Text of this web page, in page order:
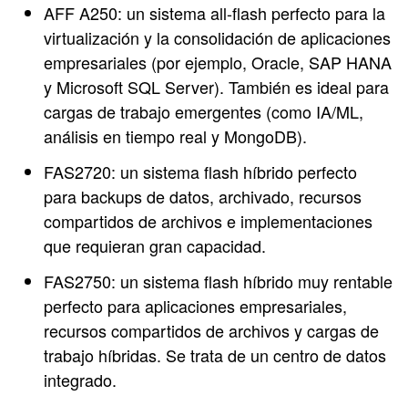
AFF A250: un sistema all-flash perfecto para la
virtualización y la consolidación de aplicaciones
empresariales (por ejemplo, Oracle, SAP HANA
y Microsoft SQL Server). También es ideal para
cargas de trabajo emergentes (como IA/ML,
análisis en tiempo real y MongoDB).
FAS2720: un sistema flash híbrido perfecto
para backups de datos, archivado, recursos
compartidos de archivos e implementaciones
que requieran gran capacidad.
FAS2750: un sistema flash híbrido muy rentable
perfecto para aplicaciones empresariales,
recursos compartidos de archivos y cargas de
trabajo híbridas. Se trata de un centro de datos
integrado.